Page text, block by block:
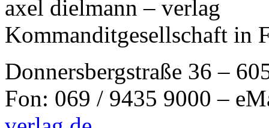
axel dielmann – verlag
Kommanditgesellschaft in
Donnersbergstraße 36 –
Fon: 069 / 9435 9000 –